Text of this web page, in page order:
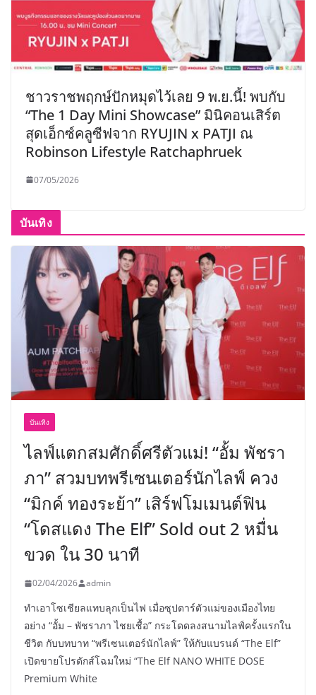
ชาวราชพฤกษ์ปักหมุดไว้เลย 9 พ.ย.นี้! พบกับ
“The 1 Day Mini Showcase” มินิคอนเสิร์ต
สุดเอ็กซ์คลูซีฟจาก RYUJIN x PATJI ณ
Robinson Lifestyle Ratchaphruek
07/05/2026
บันเทิง
บันเทิง
ไลฟ์แตกสมศักดิ์ศรีตัวแม่! “อั้ม พัชรา
ภา” สวมบทพรีเซนเตอร์นักไลฟ์ ควง
“มิกค์ ทองระย้า” เสิร์ฟโมเมนต์ฟิน
“โดสแดง The Elf” Sold out 2 หมื่น
ขวด ใน 30 นาที
02/04/2026 admin
ทำเอาโซเชียลแทบลุกเป็นไฟ เมื่อซุปตาร์ตัวแม่ของเมืองไทย
อย่าง “อั้ม – พัชราภา ไชยเชื้อ” กระโดดลงสนามไลฟ์ครั้งแรกใน
ชีวิต กับบทบาท “พรีเซนเตอร์นักไลฟ์” ให้กับแบรนด์ “The Elf”
เปิดขายโปรดักส์โฉมใหม่ “The Elf NANO WHITE DOSE
Premium White